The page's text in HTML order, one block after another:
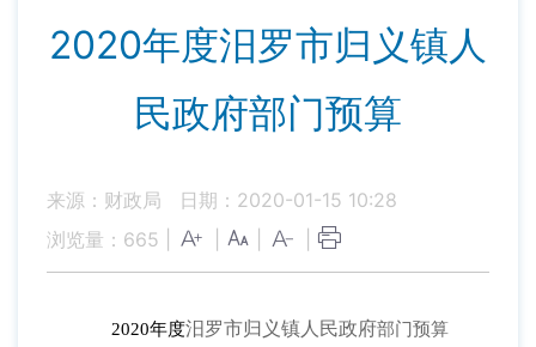
2020年度汨罗市归义镇人
民政府部门预算
来源：财政局
日期：2020-01-15 10:28
浏览量： 665
2020年度汨罗市归义镇人民政府部门预算